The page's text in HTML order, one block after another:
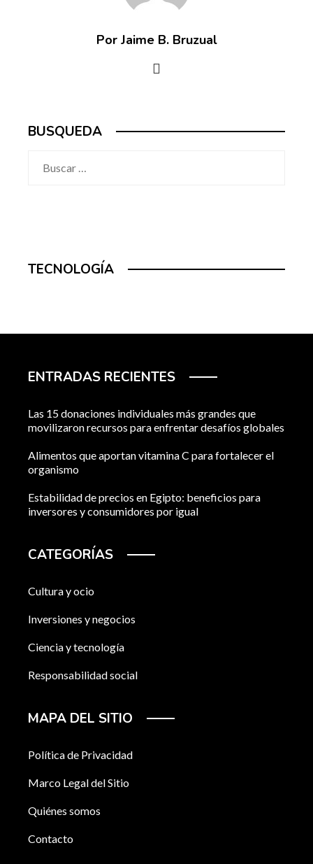
Por Jaime B. Bruzual
BUSQUEDA
TECNOLOGÍA
ENTRADAS RECIENTES
Las 15 donaciones individuales más grandes que
movilizaron recursos para enfrentar desafíos globales
Alimentos que aportan vitamina C para fortalecer el
organismo
Estabilidad de precios en Egipto: beneficios para
inversores y consumidores por igual
CATEGORÍAS
Cultura y ocio
Inversiones y negocios
Ciencia y tecnología
Responsabilidad social
MAPA DEL SITIO
Política de Privacidad
Marco Legal del Sitio
Quiénes somos
Contacto